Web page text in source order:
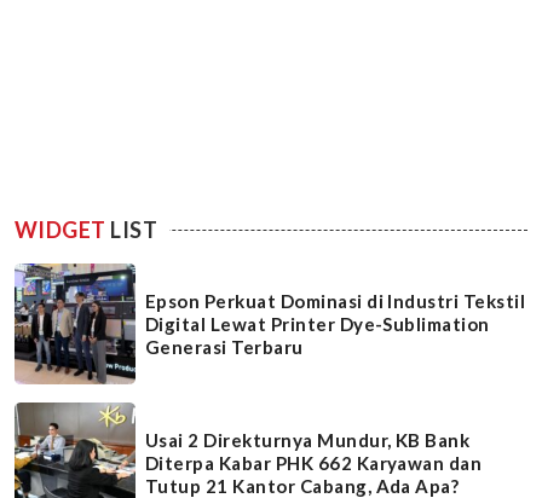
WIDGET LIST
Epson Perkuat Dominasi di Industri Tekstil
Digital Lewat Printer Dye-Sublimation
Generasi Terbaru
Usai 2 Direkturnya Mundur, KB Bank
Diterpa Kabar PHK 662 Karyawan dan
Tutup 21 Kantor Cabang, Ada Apa?